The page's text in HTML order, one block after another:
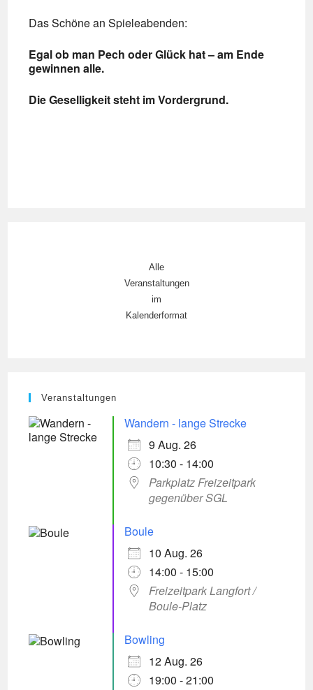
Das Schöne an Spieleabenden:
Egal ob man Pech oder Glück hat – am Ende
gewinnen alle.
Die Geselligkeit steht im Vordergrund.
Alle
Veranstaltungen
im
Kalenderformat
Veranstaltungen
Wandern - lange Strecke
9 Aug. 26
10:30 - 14:00
Parkplatz Freizeitpark
gegenüber SGL
Boule
10 Aug. 26
14:00 - 15:00
Freizeitpark Langfort /
Boule-Platz
Bowling
12 Aug. 26
19:00 - 21:00